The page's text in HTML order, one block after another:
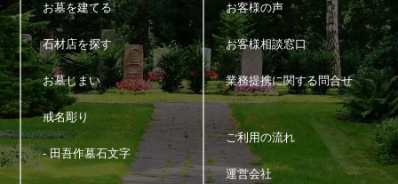
当サイトは、法令に定める場合を除き、個人情報を事前に本人の
同意を得ることなく第三者に提供しません。
6.個人情報の管理
当サイトは、個人情報の正確性および最新性を保ち、安全に管理
するとともに個人情報の紛失・改ざん・漏えいなどを防止するた
め、必要かつ適正な情報セキュリティー対策を実現します。
7.個人情報の開示・訂正・利用停止・消去
お墓を建てる
石材店を探す
お墓じまい
戒名彫り
- 田吾作墓石文字
お客様の声
お客様相談窓口
業務提携に関する問合せ
ご利用の流れ
運営会社